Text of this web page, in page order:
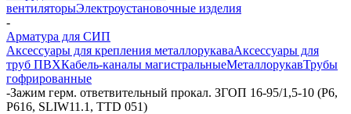
вентиляторыЭлектроустановочные изделия
-
Арматура для СИП
Аксессуары для крепления металлорукаваАксессуары для
труб ПВХКабель-каналы магистральныеМеталлорукавТрубы
гофрированные
-Зажим герм. ответвительный прокал. ЗГОП 16-95/1,5-10 (P6,
P616, SLIW11.1, TTD 051)